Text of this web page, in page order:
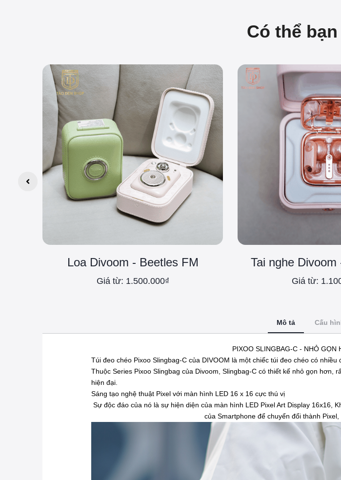
Có thể
Loa Divoom - Beetles FM
Giá từ: 1.500.000₫ Giá từ:
Mô tả Cấu
PIXOO SLINGBAG-C - NHỎ GỌN
Túi đeo chéo Pixoo Slingbag-C của DIVOOM là một chiếc túi đeo chéo có
Thuộc Series Pixoo Slingbag của Divoom, Slingbag-C có thiết kế nhỏ gọn
hiện đại.
Sáng tạo nghệ thuật Pixel với màn hình LED 16 x 16 cực thú vị
Sự độc đáo của nó là sự hiện diện của màn hình LED Pixel Art Display 16x16,
của Smartphone để chuyển đổi thành